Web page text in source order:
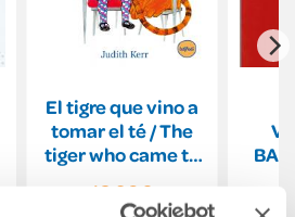
El tigre que vino a
tomar el té / The
tiger who came to
16,90€